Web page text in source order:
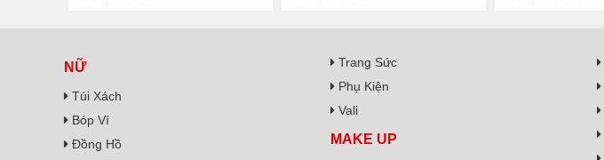
NỮ
Túi Xách
Bóp Ví
Đồng Hồ
Trang Sức
Phụ Kiện
Vali
MAKE UP